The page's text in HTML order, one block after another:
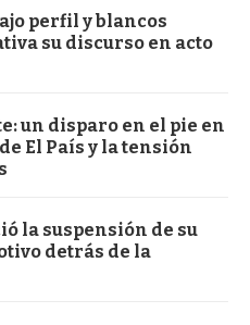
perfil y blancos
su discurso en acto
un disparo en el pie en
El País y la tensión
la suspensión de su
detrás de la